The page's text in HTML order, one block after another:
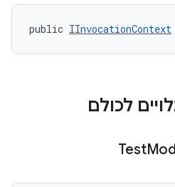
public IInvocationContext
לכולם
Test